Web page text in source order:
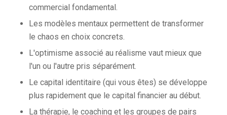
commercial fondamental.
Les modèles mentaux permettent de transformer
le chaos en choix concrets.
L'optimisme associé au réalisme vaut mieux que
l'un ou l'autre pris séparément.
Le capital identitaire (qui vous êtes) se développe
plus rapidement que le capital financier au début.
La thérapie, le coaching et les groupes de pairs